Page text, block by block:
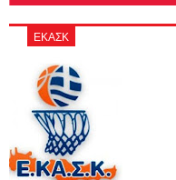
ΕΚΑΣΚ